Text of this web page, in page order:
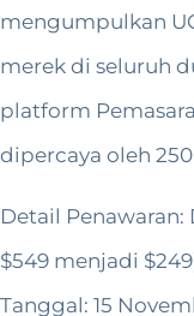
mengumpulkan
merek di seluruh
platform
dipercaya oleh
Detail
$549 menjadi
Tanggal: 15